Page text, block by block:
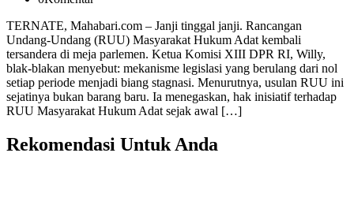
TERNATE, Mahabari.com – Janji tinggal janji. Rancangan
Undang-Undang (RUU) Masyarakat Hukum Adat kembali
tersandera di meja parlemen. Ketua Komisi XIII DPR RI, Willy,
blak-blakan menyebut: mekanisme legislasi yang berulang dari nol
setiap periode menjadi biang stagnasi. Menurutnya, usulan RUU ini
sejatinya bukan barang baru. Ia menegaskan, hak inisiatif terhadap
RUU Masyarakat Hukum Adat sejak awal […]
Rekomendasi Untuk Anda